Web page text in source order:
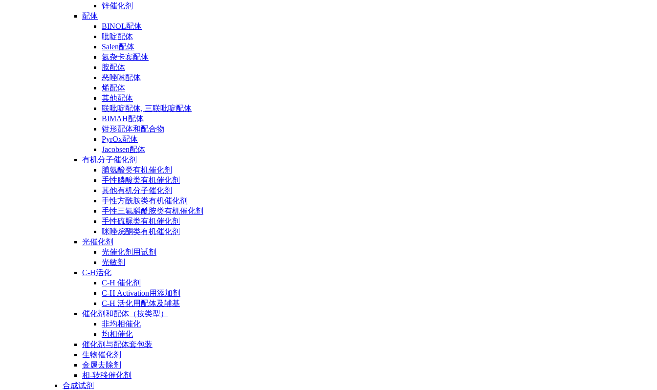
锌催化剂
配体
BINOL配体
吡啶配体
Salen配体
氮杂卡宾配体
胺配体
恶唑啉配体
烯配体
其他配体
联吡啶配体, 三联吡啶配体
BIMAH配体
钳形配体和配合物
PyrOx配体
Jacobsen配体
有机分子催化剂
脯氨酸类有机催化剂
手性膦酸类有机催化剂
其他有机分子催化剂
手性方酰胺类有机催化剂
手性三氟膦酰胺类有机催化剂
手性硫脲类有机催化剂
咪唑烷酮类有机催化剂
光催化剂
光催化剂用试剂
光敏剂
C-H活化
C-H 催化剂
C-H Activation用添加剂
C-H 活化用配体及辅基
催化剂和配体（按类型）
非均相催化
均相催化
催化剂与配体套包装
生物催化剂
金属去除剂
相-转移催化剂
合成试剂